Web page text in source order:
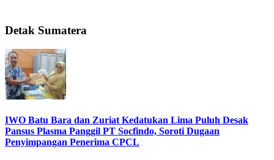
Detak Sumatera
IWO Batu Bara dan Zuriat Kedatukan Lima Puluh Desak
Pansus Plasma Panggil PT Socfindo, Soroti Dugaan
Penyimpangan Penerima CPCL